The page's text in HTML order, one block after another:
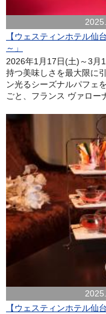
【ウェスティンホテル仙
～」
2026年1月17日(土)～3月
持つ美味しさを最大限に
ン光るシーズナルパフェ
ごと、フランス ヴァロー
【ウェスティンホテル仙